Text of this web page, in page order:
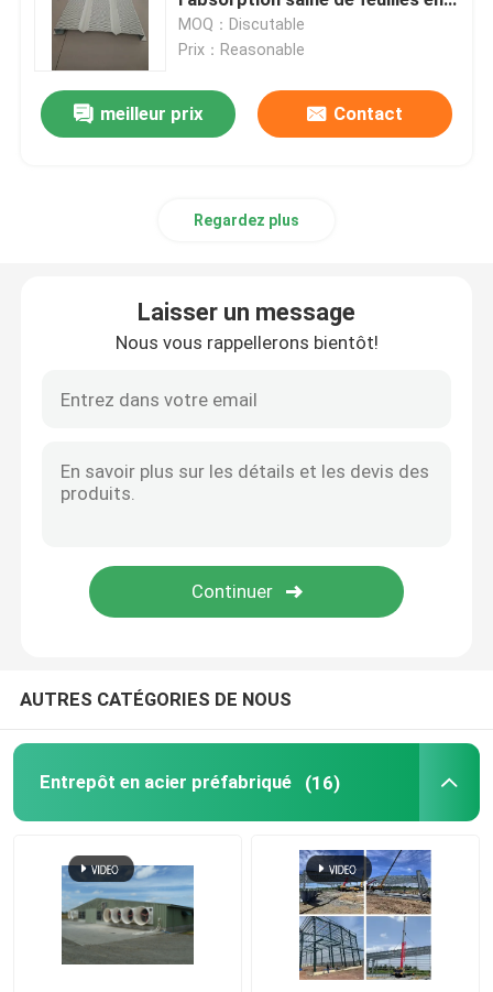
Entrepôt en acier préfabriqué
Panneau "sandwich" acoustique
Panneaux de revêtement en métal
Bobine de tôle d'acier
Chambre pliable de conteneur
Tôle d'acier profilée
Decking de plancher en acier
panneau sandwich PSE
Panneau "sandwich" décoratif
Coin de panneau "sandwich"
aluminium
MOQ：Discutable
Prix：Reasonable
meilleur prix Contact
Regardez plus
Laisser un message
Nous vous rappellerons bientôt!
AUTRES CATÉGORIES DE NOUS
Entrepôt en acier préfabriqué (16)